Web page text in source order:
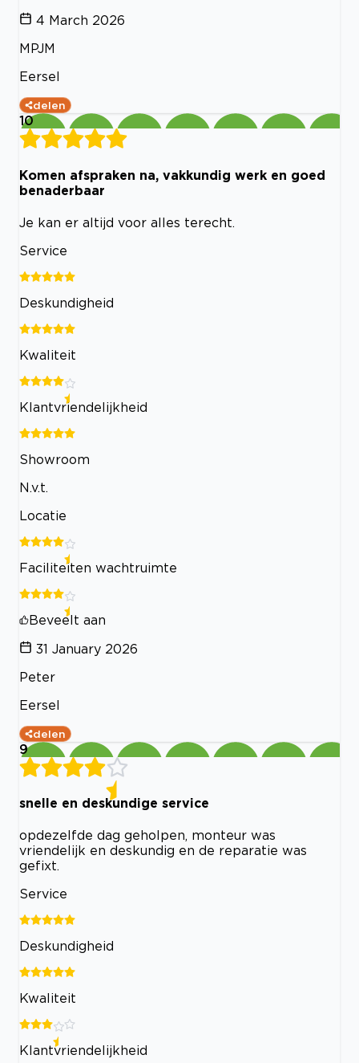
4 March 2026
MPJM
Eersel
delen
10
Komen afspraken na, vakkundig werk en goed
benaderbaar
Je kan er altijd voor alles terecht.
Service
Deskundigheid
Kwaliteit
Klantvriendelijkheid
Showroom
N.v.t.
Locatie
Faciliteiten wachtruimte
Beveelt aan
31 January 2026
Peter
Eersel
delen
9
snelle en deskundige service
opdezelfde dag geholpen, monteur was
vriendelijk en deskundig en de reparatie was
gefixt.
Service
Deskundigheid
Kwaliteit
Klantvriendelijkheid